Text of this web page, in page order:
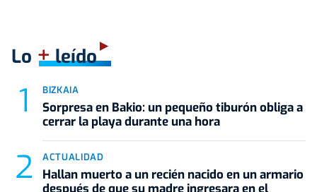
Lo +leído
BIZKAIA
Sorpresa en Bakio: un pequeño tiburón obliga a
cerrar la playa durante una hora
ACTUALIDAD
Hallan muerto a un recién nacido en un armario
después de que su madre ingresara en el